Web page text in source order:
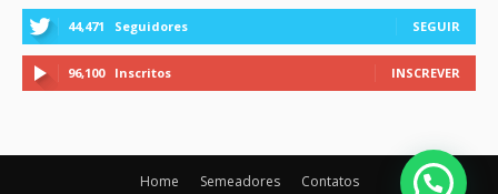
44,471 Seguidores SEGUIR
96,100 Inscritos INSCREVER
Home Semeadores Contatos